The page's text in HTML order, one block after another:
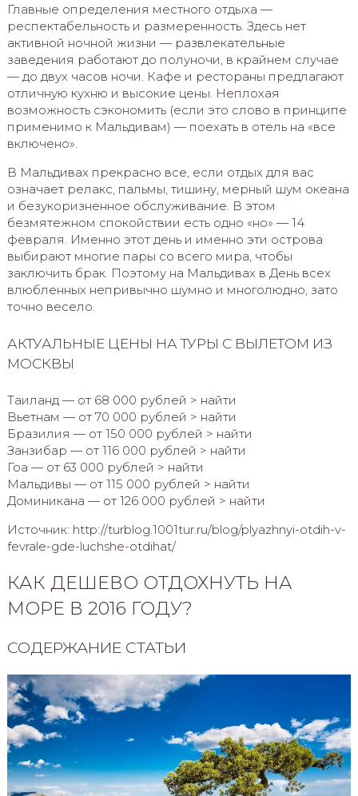
Главные определения местного отдыха —
респектабельность и размеренность. Здесь нет
активной ночной жизни — развлекательные
заведения работают до полуночи, в крайнем случае
— до двух часов ночи. Кафе и рестораны предлагают
отличную кухню и высокие цены. Неплохая
возможность сэкономить (если это слово в принципе
применимо к Мальдивам) — поехать в отель на «все
включено».
В Мальдивах прекрасно все, если отдых для вас
означает релакс, пальмы, тишину, мерный шум океана
и безукоризненное обслуживание. В этом
безмятежном спокойствии есть одно «но» — 14
февраля. Именно этот день и именно эти острова
выбирают многие пары со всего мира, чтобы
заключить брак. Поэтому на Мальдивах в День всех
влюбленных непривычно шумно и многолюдно, зато
точно весело.
АКТУАЛЬНЫЕ ЦЕНЫ НА ТУРЫ С ВЫЛЕТОМ ИЗ
МОСКВЫ
Таиланд — от 68 000 рублей > найти
Вьетнам — от 70 000 рублей > найти
Бразилия — от 150 000 рублей > найти
Занзибар — от 116 000 рублей > найти
Гоа — от 63 000 рублей > найти
Мальдивы — от 115 000 рублей > найти
Доминикана — от 126 000 рублей > найти
Источник: http://turblog.1001tur.ru/blog/plyazhnyi-otdih-v-
fevrale-gde-luchshe-otdihat/
КАК ДЕШЕВО ОТДОХНУТЬ НА
МОРЕ В 2016 ГОДУ?
СОДЕРЖАНИЕ СТАТЬИ